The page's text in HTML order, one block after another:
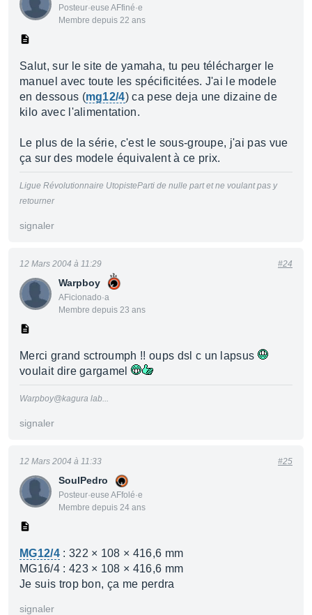
Posteur·euse AFfiné·e
Membre depuis 22 ans
Salut, sur le site de yamaha, tu peu télécharger le
manuel avec toute les spécificitées. J'ai le modele
en dessous (mg12/4) ca pese deja une dizaine de
kilo avec l'alimentation.
Le plus de la série, c'est le sous-groupe, j'ai pas vue
ça sur des modele équivalent à ce prix.
Ligue Révolutionnaire UtopisteParti de nulle part et ne voulant pas y
retourner
signaler
Warpboy
AFicionado·a
Membre depuis 23 ans
12 Mars 2004 à 11:29 #24
Merci grand sctroumph !! oups dsl c un lapsus
voulait dire gargamel
Warpboy@kagura lab...
signaler
SoulPedro
Posteur·euse AFfolé·e
Membre depuis 24 ans
12 Mars 2004 à 11:33 #25
MG12/4: 322 × 108 × 416,6 mm
MG16/4 : 423 × 108 × 416,6 mm
Je suis trop bon, ça me perdra
signaler